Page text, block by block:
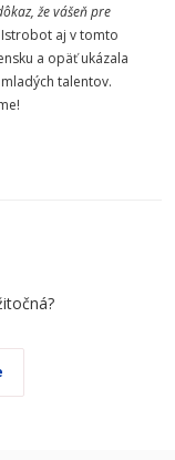
že vášeň pre
Istrobot aj v tomto
a opäť ukázala
talentov.